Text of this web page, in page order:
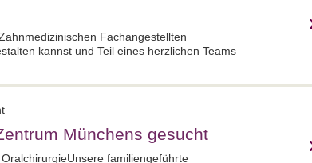
Fachangestellten
kannst und Teil eines herzlichen Teams
Münchens gesucht
familiengeführte